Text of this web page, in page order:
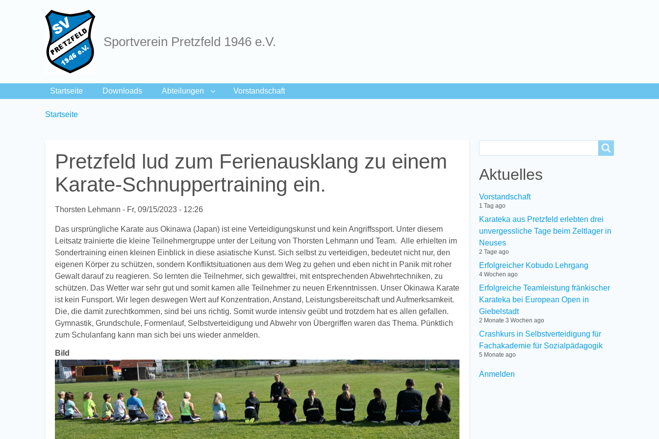
Sportverein Pretzfeld 1946 e.V.
Startseite Downloads Abteilungen Vorstandschaft
Breadcrumbs
You
Startseite
Pretzfeld lud zum Ferienausklang zu einem
Karate-Schnuppertraining ein.
Thorsten Lehmann Fr, 09/15/2023 - 12:26
Das ursprüngliche Karate aus Okinawa (Japan) ist eine Verteidigungskunst und kein Angriffssport. Unter diesem
Leitsatz trainierte die kleine Teilnehmergruppe unter der Leitung von Thorsten Lehmann und Team. Alle erhielten im
Sondertraining einen kleinen Einblick in diese asiatische Kunst. Sich selbst zu verteidigen, bedeutet nicht nur, den
eigenen Körper zu schützen, sondern Konfliktsituationen aus dem Weg zu gehen und eben nicht in Panik mit roher
Gewalt darauf zu reagieren. So lernten die Teilnehmer, sich gewaltfrei, mit entsprechenden Abwehrtechniken, zu
schützen. Das Wetter war sehr gut und somit kamen alle Teilnehmer zu neuen Erkenntnissen. Unser Okinawa Karate
ist kein Funsport. Wir legen deswegen Wert auf Konzentration, Anstand, Leistungsbereitschaft und Aufmerksamkeit.
Die, die damit zurechtkommen, sind bei uns richtig. Somit wurde intensiv geübt und trotzdem hat es allen gefallen.
Gymnastik, Grundschule, Formenlauf, Selbstverteidigung und Abwehr von Übergriffen waren das Thema. Pünktlich
zum Schulanfang kann man sich bei uns wieder anmelden.
Bild
Aktuelles
Vorstandschaft
1 Tag ago
Karateka aus Pretzfeld erlebten drei
unvergessliche Tage beim Zeltlager in
Neuses
2 Tage ago
Erfolgreicher Kobudo Lehrgang
4 Wochen ago
Erfolgreiche Teamleistung fränkischer
Karateka bei European Open in
Giebelstadt
2 Monate 3 Wochen ago
Crashkurs in Selbstverteidigung für
Fachakademie für Sozialpädagogik
5 Monate ago
User
Anmelden